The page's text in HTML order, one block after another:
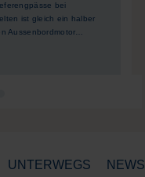
bei
ist gleich ein halber
Aussenbordmotor
UNTERWEGS NEWS